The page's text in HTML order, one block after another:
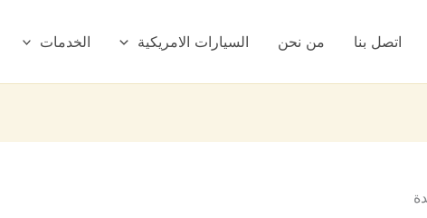
اتصل بنا من نحن السيارات الامريكية الخدمات